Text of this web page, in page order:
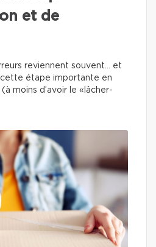
et de
reviennent souvent… et
étape importante en
moins d’avoir le «lâcher-